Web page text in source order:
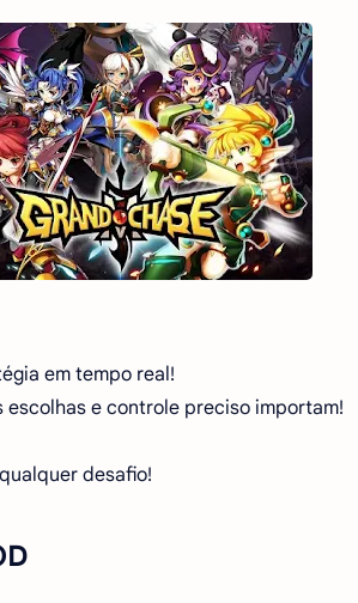
em tempo real!
escolhas e controle preciso importam!
desafio!